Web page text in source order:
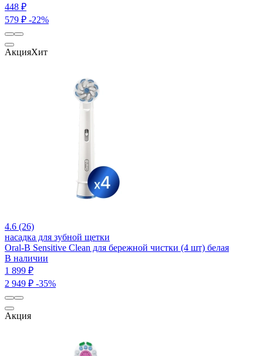
448 ₽
579 ₽ -22%
АкцияХит
4.6 (26)
насадка для зубной щетки
Oral-B Sensitive Clean для бережной чистки (4 шт) белая
В наличии
1 899 ₽
2 949 ₽ -35%
Акция